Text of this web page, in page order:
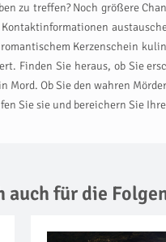
zu treffen? Noch größere
Kerzenschein
Finden Sie heraus, ob Sie
Ob Sie den wahren
Sie sie und bereichern Sie
auch für die